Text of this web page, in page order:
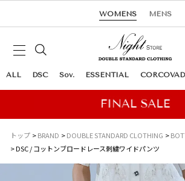
WOMENS MENS
ALL DSC Sov. ESSENTIAL
トップ BRAND DOUBLE STANDARD CLOTHING
DSC / コットンブロードレース刺繍ワイドパンツ